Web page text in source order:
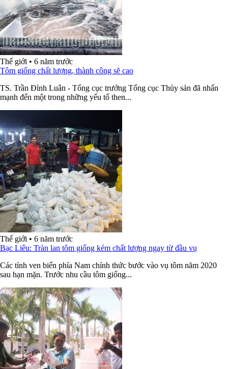
Thế giới • 6 năm trước
Tôm giống chất lượng, thành công sẽ cao
TS. Trần Đình Luân - Tổng cục trưởng Tổng cục Thủy sản đã nhấn
mạnh đến một trong những yếu tố then...
Thế giới • 6 năm trước
Bạc Liêu: Tràn lan tôm giống kém chất lượng ngay từ đầu vụ
Các tỉnh ven biển phía Nam chính thức bước vào vụ tôm năm 2020
sau hạn mặn. Trước nhu cầu tôm giống...